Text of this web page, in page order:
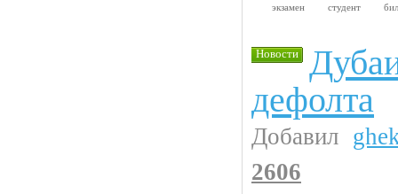
экзамен студент
Новости
дефолта
Добавил
2606